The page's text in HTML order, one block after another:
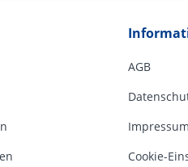
AGB
Impressum
Cookie-